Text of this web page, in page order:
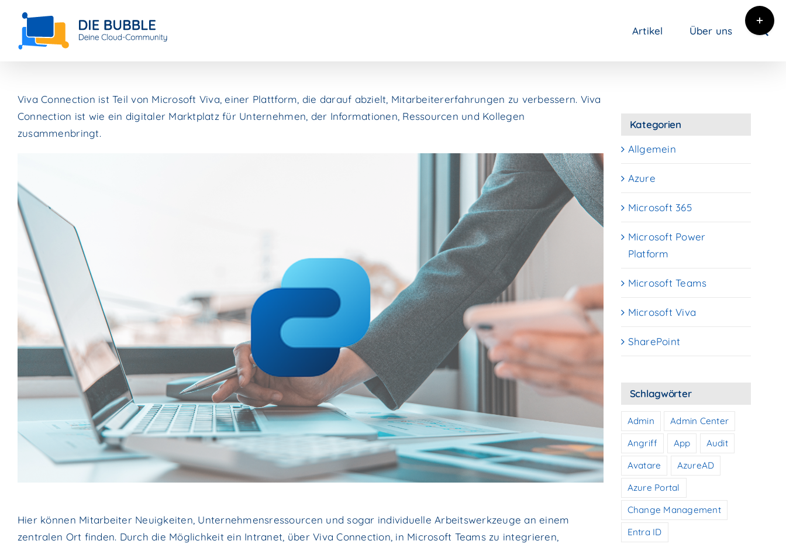
content
Artikel Über uns
Viva Connection ist Teil von Microsoft Viva, einer Plattform, die darauf abzielt, Mitarbeitererfahrungen zu verbessern. Viva
Connection ist wie ein digitaler Marktplatz für Unternehmen, der Informationen, Ressourcen und Kollegen
zusammenbringt.
Hier können Mitarbeiter Neuigkeiten, Unternehmensressourcen und sogar individuelle Arbeitswerkzeuge an einem
zentralen Ort finden. Durch die Möglichkeit ein Intranet, über Viva Connection, in Microsoft Teams zu integrieren,
Kategorien
Allgemein
Azure
Microsoft 365
Microsoft Power
Platform
Microsoft Teams
Microsoft Viva
SharePoint
Schlagwörter
Admin
Admin Center
Angriff
App
Audit
Avatare
AzureAD
Azure Portal
Change Management
Entra ID
Toggle
Sliding